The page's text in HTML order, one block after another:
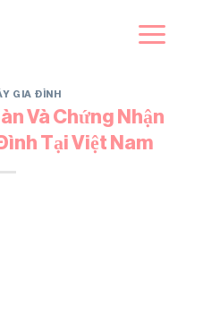
GIA ĐÌNH
Và Chứng Nhận
Tại Việt Nam